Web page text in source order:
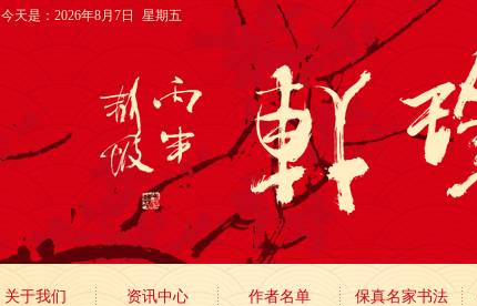
今天是：2026年8月7日 星期五
关于我们 资讯中心 作者名单 保真名家书法